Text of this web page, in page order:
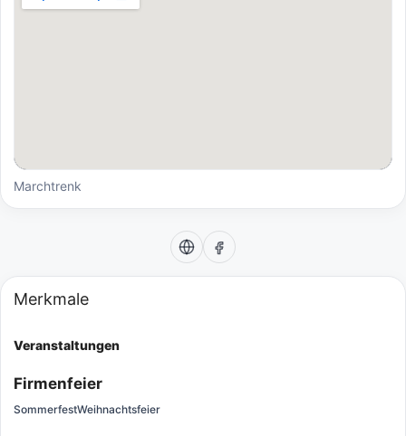
Marchtrenk
Merkmale
Veranstaltungen
Firmenfeier
SommerfestWeihnachtsfeier